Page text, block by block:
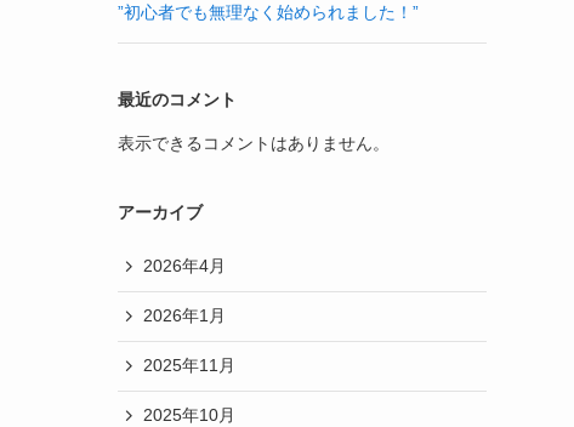
”初心者でも無理なく始められました！”
最近のコメント
表示できるコメントはありません。
アーカイブ
2026年4月
2026年1月
2025年11月
2025年10月